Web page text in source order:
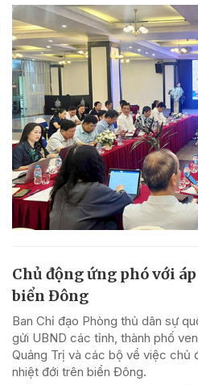
Chủ động ứng phó với
biển Đông
Ban Chỉ đạo Phòng thủ dân sự
gửi UBND các tỉnh, thành phố
Quảng Trị và các bộ về việc chủ
nhiệt đới trên biển Đông.